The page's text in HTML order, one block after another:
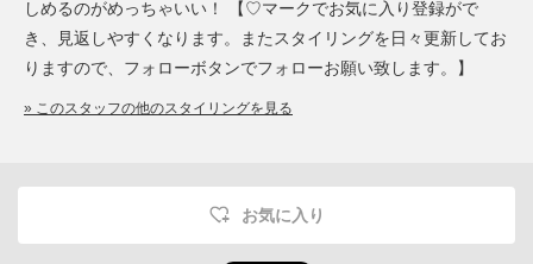
しめるのがめっちゃいい！ 【♡マークでお気に入り登録がで
き、見返しやすくなります。またスタイリングを日々更新してお
りますので、フォローボタンでフォローお願い致します。】
» このスタッフの他のスタイリングを見る
お気に入り